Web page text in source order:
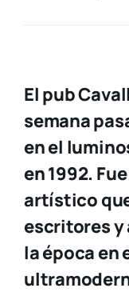
El pub
semana
en el
en 1992.
artístico
escritores
la época en